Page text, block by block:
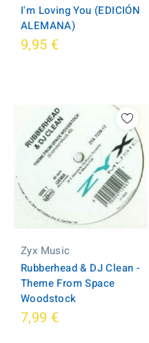
I'm Loving You (EDICIÓN
ALEMANA)
9,95 €
Zyx Music
Rubberhead & DJ Clean -
Theme From Space
Woodstock
7,99 €